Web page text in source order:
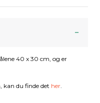
40 x 30 cm, og er
kan du finde det her.